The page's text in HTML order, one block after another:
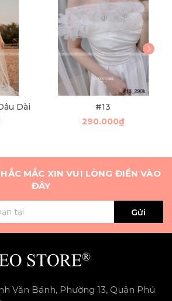
Dài
#13
290.000₫
MẮC XIN VUI LÒNG ĐIỀN VÀO
ĐÂY
Gửi
Văn Bánh, Phường 13, Quận Phú